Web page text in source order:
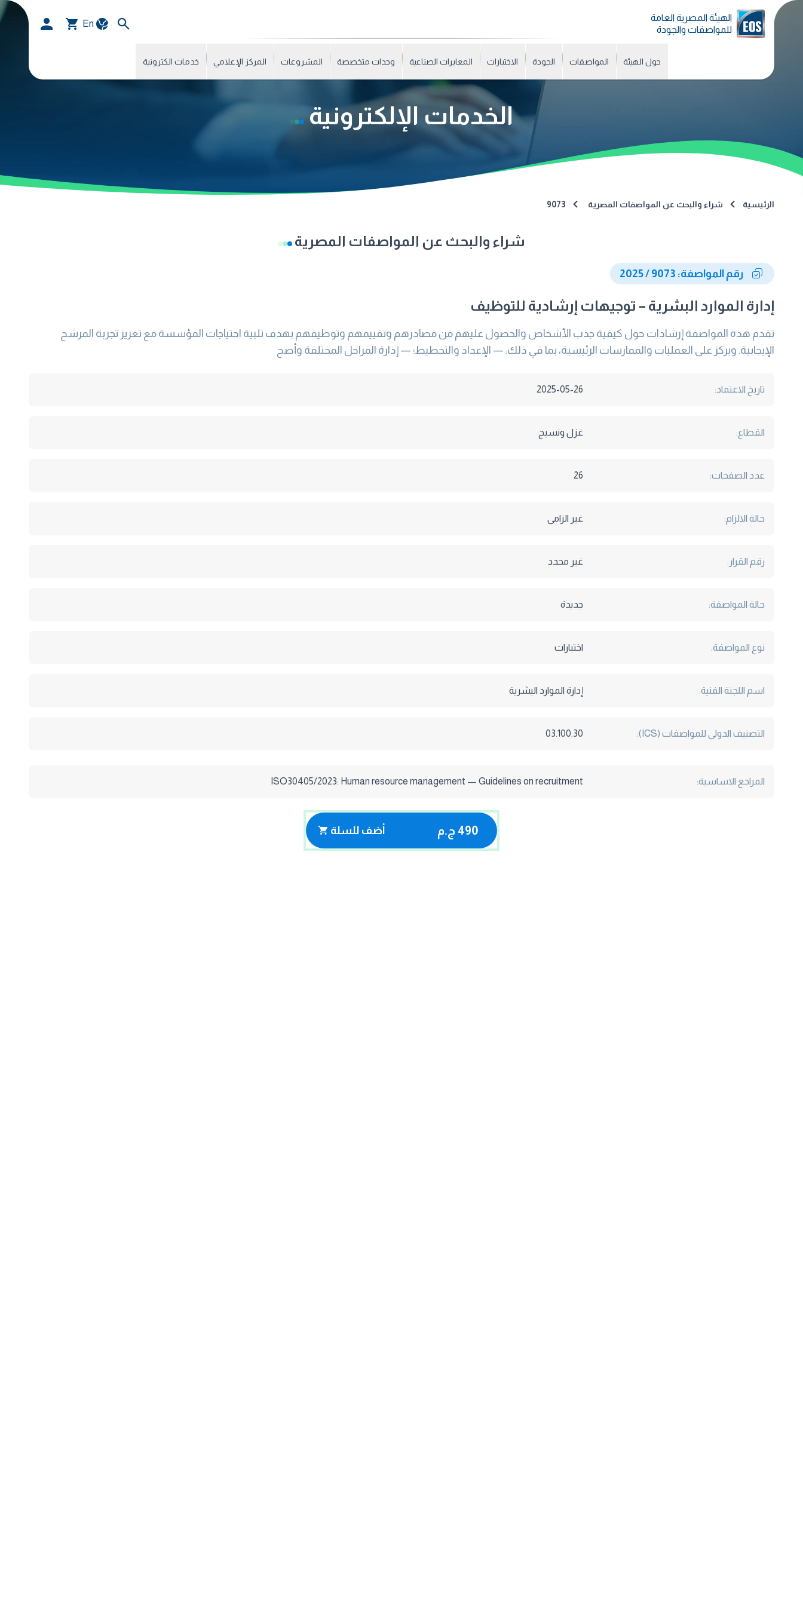
الهيئة المصرية العامة
للمواصفات والجودة
En
حول الهيئة المواصفات الجودة الاختبارات المعايرات الصناعية وحدات متخصصة المشروعات المركز الإعلامي خدمات الكترونية
الخدمات الإلكترونية
الرئيسية شراء والبحث عن المواصفات المصرية 9073
شراء والبحث عن المواصفات المصرية
رقم المواصفة: 9073 / 2025
إدارة الموارد البشرية – توجيهات إرشادية للتوظيف
تقدم هذه المواصفة إرشادات حول كيفية جذب الأشخاص والحصول عليهم من مصادرهم وتقييمهم وتوظيفهم بهدف تلبية احتياجات المؤسسة مع تعزيز تجربة المرشح
الإيجابية. ويركز على العمليات والممارسات الرئيسية، بما في ذلك: — الإعداد والتخطيط؛ — إدارة المراحل المختلفة وأصح
تاريخ الاعتماد: 2025-05-26
القطاع: غزل ونسيج
عدد الصفحات: 26
حالة الالزام: غير الزامى
رقم القرار: غير محدد
حالة المواصفة: جديدة
نوع المواصفة: اختبارات
اسم اللجنة الفنية: إدارة الموارد البشرية
التصنيف الدولى للمواصفات (ICS): 03.100.30
المراجع الاساسية: ISO30405/2023: Human resource management — Guidelines on recruitment
490 ج.م أضف للسلة